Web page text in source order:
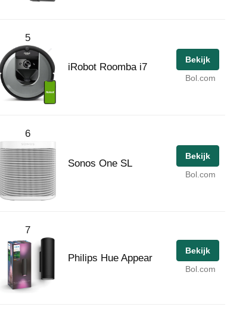
5
iRobot Roomba i7
Bekijk
Bol.com
6
Sonos One SL
Bekijk
Bol.com
7
Philips Hue Appear
Bekijk
Bol.com